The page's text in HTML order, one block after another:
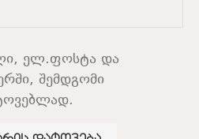
ელ.ფოსტა და
შემდგომი